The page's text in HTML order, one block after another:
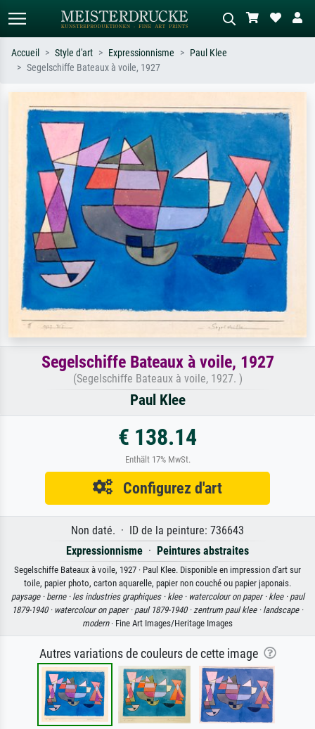
Recherchez par artiste, titre ou style –
ex. Monet, Nuit étoilée,
impressionnisme, vague de Hokusai,
nu.
Décrivez la scène – ex. prairie verte,
abstrait avec beaucoup de rouge,
tableau sombre, nu debout près d'un
arbre.
Accueil Style d'art Expressionnisme
Paul Klee
Segelschiffe Bateaux à voile, 1927
Segelschiffe Bateaux à voile, 1927
(Segelschiffe Bateaux à voile, 1927. )
Paul Klee
€ 138.14
Enthält 17% MwSt.
Configurez d'art
Non daté. · ID de la peinture: 736643
Expressionnisme · Peintures abstraites
Segelschiffe Bateaux à voile, 1927 · Paul Klee. Disponible en impression d'art sur
toile, papier photo, carton aquarelle, papier non couché ou papier japonais.
paysage · berne · les industries graphiques · klee · watercolour on paper · klee · paul
1879-1940 · watercolour on paper · paul 1879-1940 · zentrum paul klee · landscape ·
modern· Fine Art Images/Heritage Images
Autres variations de couleurs de cette image